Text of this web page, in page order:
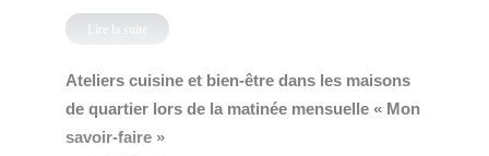
Lire la suite
Ateliers cuisine et bien-être dans les maisons
de quartier lors de la matinée mensuelle « Mon
savoir-faire »